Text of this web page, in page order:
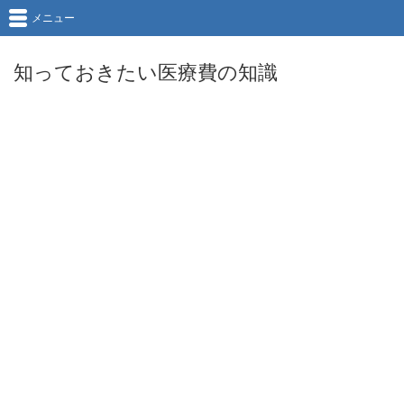
知っておきたい医療費の知識
メニュー